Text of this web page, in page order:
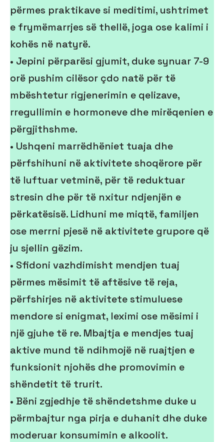
përmes praktikave si meditimi, ushtrimet
e frymëmarrjes së thellë, joga ose kalimi i
kohës në natyrë.
• Jepini përparësi gjumit, duke synuar 7-9
orë pushim cilësor çdo natë për të
mbështetur rigjenerimin e qelizave,
rregullimin e hormoneve dhe mirëqenien e
përgjithshme.
• Ushqeni marrëdhëniet tuaja dhe
përfshihuni në aktivitete shoqërore për
të luftuar vetminë, për të reduktuar
stresin dhe për të nxitur ndjenjën e
përkatësisë. Lidhuni me miqtë, familjen
ose merrni pjesë në aktivitete grupore që
ju sjellin gëzim.
• Sfidoni vazhdimisht mendjen tuaj
përmes mësimit të aftësive të reja,
përfshirjes në aktivitete stimuluese
mendore si enigmat, leximi ose mësimi i
një gjuhe të re. Mbajtja e mendjes tuaj
aktive mund të ndihmojë në ruajtjen e
funksionit njohës dhe promovimin e
shëndetit të trurit.
• Bëni zgjedhje të shëndetshme duke u
përmbajtur nga pirja e duhanit dhe duke
moderuar konsumimin e alkoolit.